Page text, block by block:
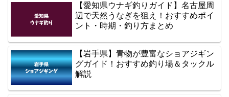
【愛知県ウナギ釣りガイド】名古屋周
辺で天然うなぎを狙え！おすすめポイ
ント・時期・釣り方まとめ
【岩手県】青物が豊富なショアジギン
グガイド！おすすめ釣り場＆タックル
解説